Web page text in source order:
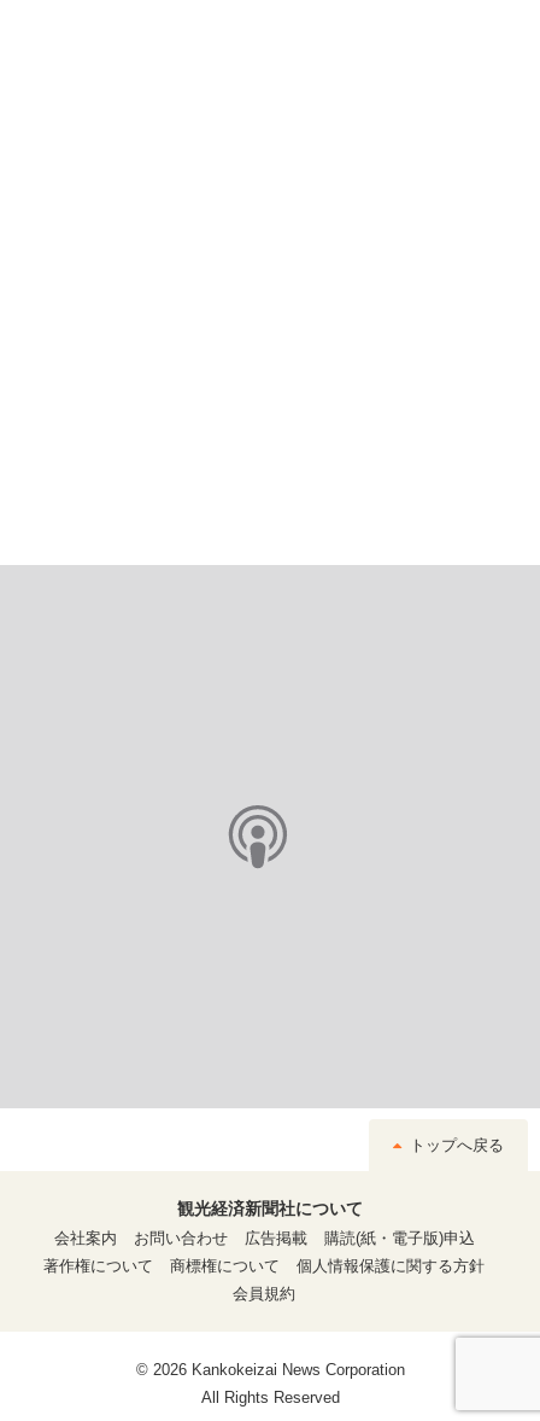
トップへ戻る
観光経済新聞社について
会社案内
お問い合わせ 広告掲載
購読(紙・電子版)申込
著作権について
商標権について
個人情報保護に関する方針
会員規約
© 2026 Kankokeizai News Corporation
All Rights Reserved